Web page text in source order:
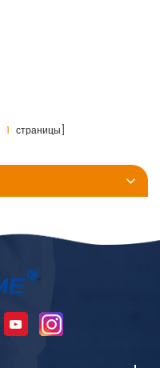
1 страницы]